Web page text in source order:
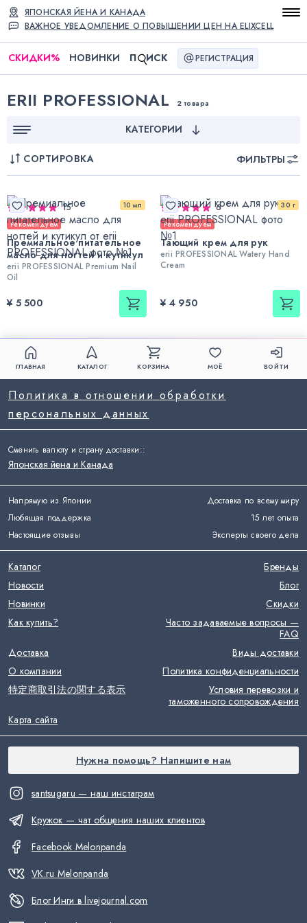
ВАЖНОЕ УВЕДОМЛЕНИЕ О ПОВЫШЕНИИ ЦЕН НА ELIXCELL
ЯПОНСКАЯ ЙЕНА И КАНАДА
СКИДКИ% НОВИНКИ П ИСК РЕГИСТРАЦИЯ
ERII PROFESSIONAL 2 товара
КАТЕГОРИИ
СОРТИРОВКА ФИЛЬТРЫ
10 мл
15
Рекомендуем
Премиальное питательное
масло для ногтей и кутикул
erii PROFESSIONAL Premium Nail
Oil
¥ 5 500
30 г
6
Рекомендуем
Тающий крем для рук
erii PROFESSIONAL Watery Hand
Cream
¥ 4 950
ГЛАВНАЯ КАТАЛОГ КОРЗИНА МОЁ ВОЙТИ
Напрямую из Японии
Доставка по всему миру
Любящая поддержка
15 лет опыта
Настоящие отзывы
Эксперты своего дела
santsugaru — наш инстаграм
Кружок — чат общения наших клиентов
Facebook Melonpanda
VK.ru Melonpanda
Блог Инги в livejournal.com
Политика в отношении обработки
персональных данных
Каталог
Бренды
Новости
Блог
Новинки
Скидки
Как купить?
Часто задаваемые вопросы —
FAQ
Доставка
Виды доставки
О компании
Политика конфиденциальности
特定商取引法の関する表示
Условия перевозки и
таможенного сопровождения
Карта сайта
Сменить валюту и страну доставки::
Японская йена и Канада
Нужна помощь? Напишите нам